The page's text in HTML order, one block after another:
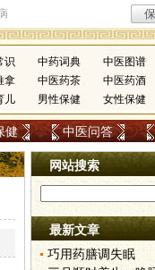
识 中药词典 中医图谱
拿
中医药茶 中医药酒
儿
男性保健 女性保健
健 中医问答
网站搜索
最新文章
巧用药膳调失眠